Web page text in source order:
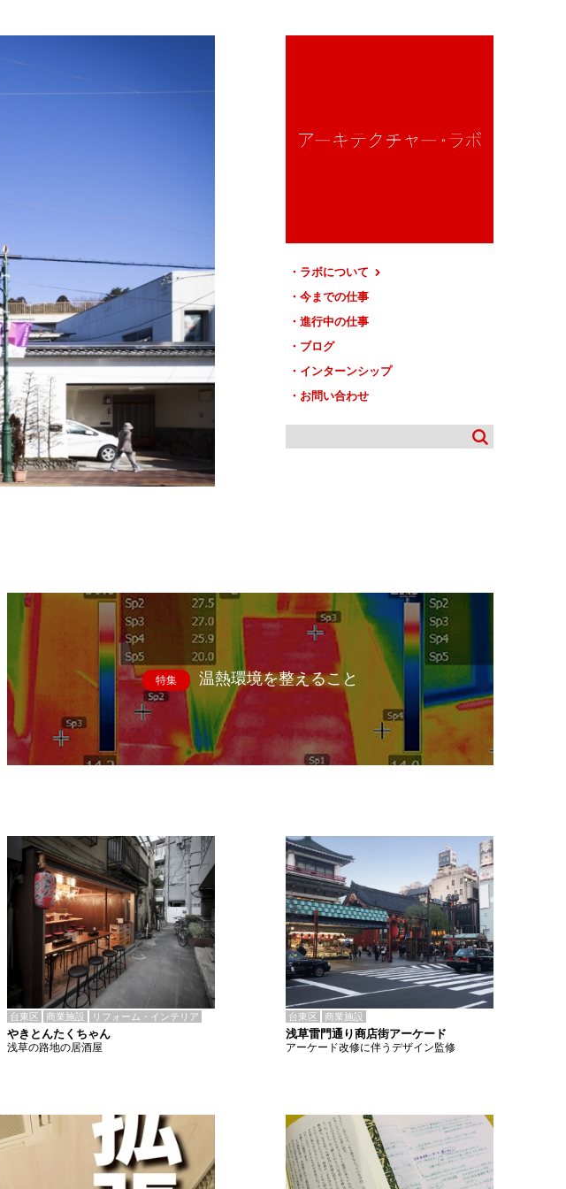
ラボについて
今までの仕事
進行中の仕事
ブログ
インターンシップ
お問い合わせ
特集 温熱環境を整えること
台東区 商業施設 リフォーム・インテリア
やきとんたくちゃん
浅草の路地の居酒屋
台東区 商業施設
浅草雷門通り商店街アーケード
アーケード改修に伴うデザイン監修